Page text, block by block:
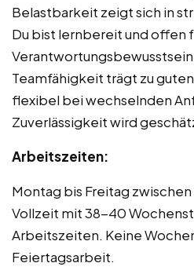
Belastbarkeit zeigt sich in
Du bist lernbereit und offen
Teamfähigkeit trägt zu
flexibel bei wechselnden
Zuverlässigkeit wird
Arbeitszeiten:
Montag bis Freitag zwischen
Vollzeit mit 38-40
Arbeitszeiten. Keine
Feiertagsarbeit.